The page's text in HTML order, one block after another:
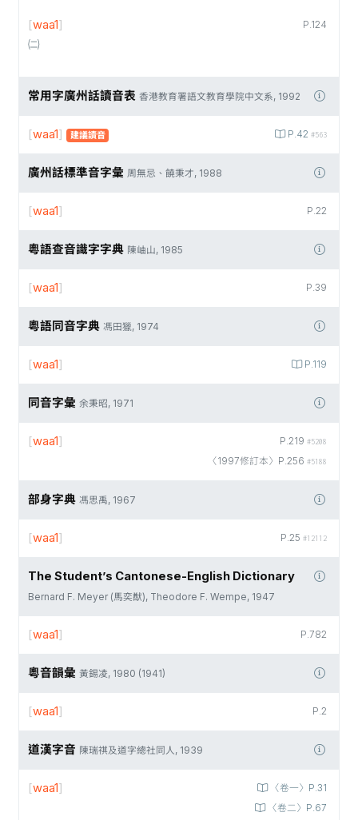
P.124
[waa1]
㈡
常用字廣州話讀音表 香港教育署語文教育學院中文系, 1992
P.42 #563
[waa1] 建議讀音
廣州話標準音字彙 周無忌、饒秉才, 1988
P.22
[waa1]
粵語查音識字字典 陳岫山, 1985
P.39
[waa1]
粵語同音字典 馮田獵, 1974
P.119
[waa1]
同音字彙 余秉昭, 1971
P.219 #5208
〈1997修訂本〉P.256 #5188
[waa1]
部身字典 馮思禹, 1967
P.25 #12112
[waa1]
The Student’s Cantonese-English Dictionary
Bernard F. Meyer (馬奕猷), Theodore F. Wempe, 1947
P.782
[waa1]
粵音韻彙 黃錫凌, 1980 (1941)
P.2
[waa1]
道漢字音 陳瑞祺及道字總社同人, 1939
〈卷一〉P.31
〈卷二〉P.67
[waa1]